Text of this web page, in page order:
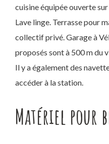
cuisine équipée ouverte
Lave linge. Terrasse pour
collectif privé. Garage à
proposés sont à 500 m du
Il y a également des
accéder à la station.
Matériel pour